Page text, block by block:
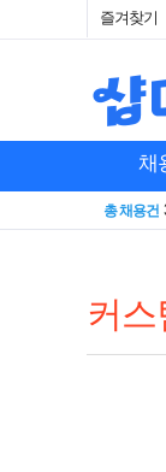
즐겨찾기
채
총 채용건
커